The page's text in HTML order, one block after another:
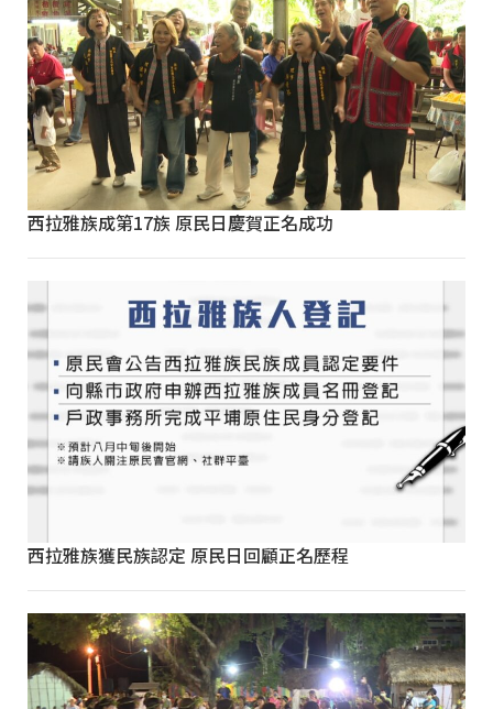
西拉雅族成第17族 原民日慶賀正名成功
西拉雅族獲民族認定 原民日回顧正名歷程